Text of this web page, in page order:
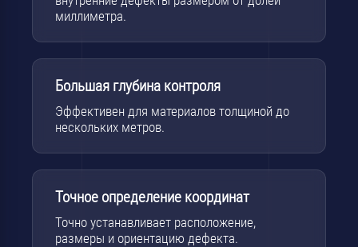
миллиметра.
Большая глубина контроля
Эффективен для материалов толщиной до
нескольких метров.
Точное определение координат
Точно устанавливает расположение,
размеры и ориентацию дефекта.